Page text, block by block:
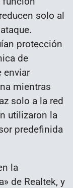
solo al
protección
de
enviar
mientras
solo a la red
utilizaron la
predefinida
la
de Realtek, y